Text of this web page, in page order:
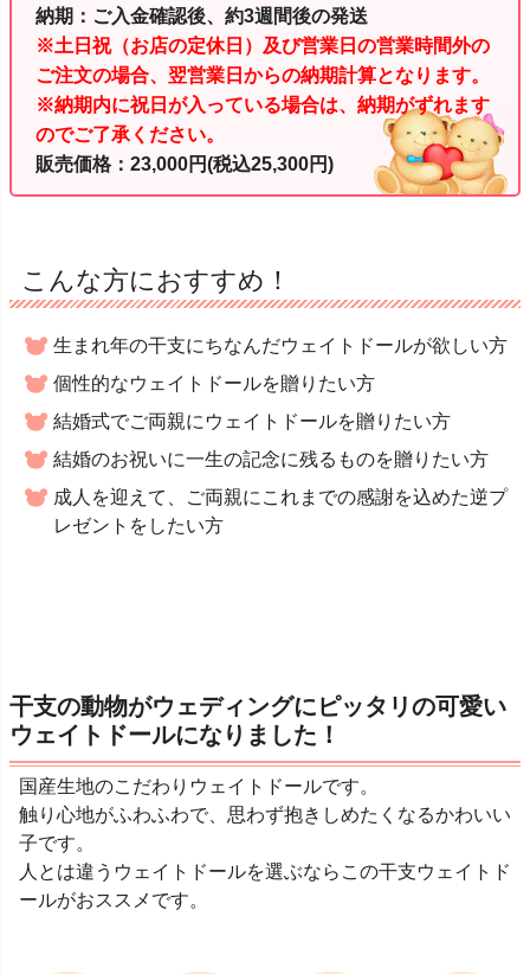
納期：ご入金確認後、約3週間後の発送
※土日祝（お店の定休日）及び営業日の営業時間外の
ご注文の場合、翌営業日からの納期計算となります。
※納期内に祝日が入っている場合は、納期がずれます
のでご了承ください。
販売価格：23,000円(税込25,300円)
こんな方におすすめ！
生まれ年の干支にちなんだウェイトドールが欲しい方
個性的なウェイトドールを贈りたい方
結婚式でご両親にウェイトドールを贈りたい方
結婚のお祝いに一生の記念に残るものを贈りたい方
成人を迎えて、ご両親にこれまでの感謝を込めた逆プ
レゼントをしたい方
干支の動物がウェディングにピッタリの可愛い
ウェイトドールになりました！
国産生地のこだわりウェイトドールです。
触り心地がふわふわで、思わず抱きしめたくなるかわいい
子です。
人とは違うウェイトドールを選ぶならこの干支ウェイトド
ールがおススメです。